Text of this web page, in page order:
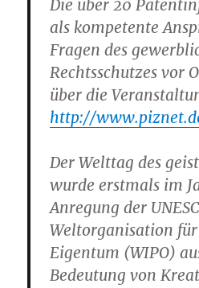
Die über 20
als kompetente
Fragen des
Rechtsschutzes vor
über die
http://
Der Welttag des
wurde erstmals im
Anregung der
Weltorganisation
Eigentum (WIPO)
Bedeutung von